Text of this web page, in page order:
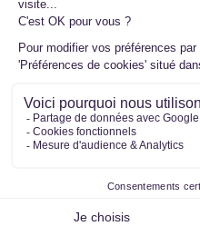
Immatriculation
Numéro VIN (facultatif)
Votre Nom
Votre Prénom